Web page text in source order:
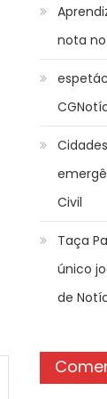
nota
Civil
Taça
único
de